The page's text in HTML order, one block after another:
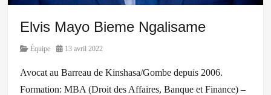
Elvis Mayo Bieme Ngalisame
Category
Équipe
Posted13 avril 2022
Avocat au Barreau de Kinshasa/Gombe depuis 2006.
Formation: MBA (Droit des Affaires, Banque et Finance) –